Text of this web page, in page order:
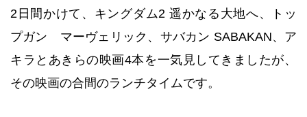
2日間かけて、キングダム2 遥かなる大地へ、トッ
プガン マーヴェリック、サバカン SABAKAN、ア
キラとあきらの映画4本を一気見してきましたが、
その映画の合間のランチタイムです。